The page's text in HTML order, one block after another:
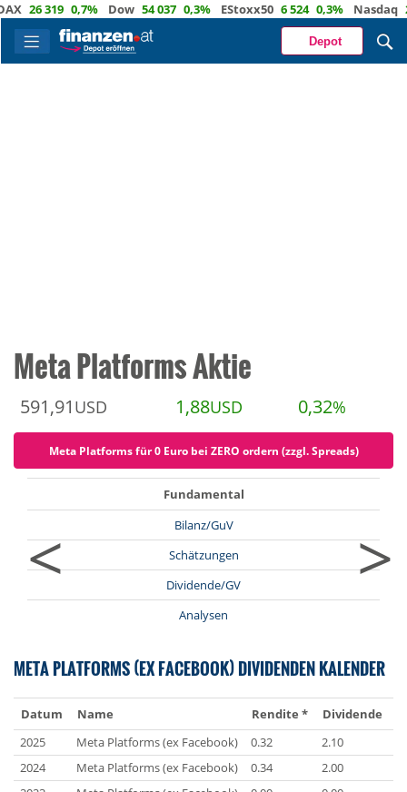
26 319 0,7% Dow 54 037 0,3% EStoxx50 6 524 0,3% Nasdaq 29
Depot
Meta Platforms Aktie
591,91 USD 1,88USD 0,32%
Meta Platforms für 0 Euro bei ZERO ordern (zzgl. Spreads)
<
Fundamental
Bilanz/GuV
Schätzungen
Dividende/GV
Analysen
>
META PLATFORMS (EX FACEBOOK) DIVIDENDEN KALENDER
Datum Name Rendite * Dividende
2025
Meta Platforms (ex Facebook) 0.32 2.10
2024
Meta Platforms (ex Facebook) 0.34 2.00